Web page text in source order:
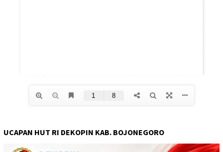
UCAPAN HUT RI DEKOPIN KAB. BOJONEGORO